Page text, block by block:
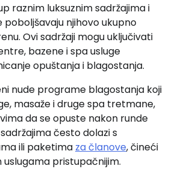
raznim luksuznim sadržajima i
njihovo ukupno
Ovi sadržaji mogu uključivati
bazene i spa usluge
opuštanja i blagostanja.
nude programe blagostanja koji
masaže i druge spa tretmane,
da se opuste nakon runde
često dolazi s
ili paketima za članove, čineći
uslugama pristupačnijim.